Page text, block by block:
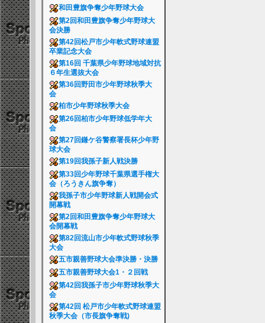
和田豊旗争奪少年野球大会
第2回和田豊旗争奪少年野球大
会決勝
第42回松戸市少年軟式野球連盟
卒業記念大会
第16回 千葉県少年野球地域対抗
６年生選抜大会
第36回野田市少年野球秋季大
会
柏市少年野球秋季大会
第26回柏市少年野球低学年大
会
第27回鎌ケ谷警察署長杯少年野
球大会
第19回我孫子新人戦決勝
第33回少年野球千葉県選手権大
会（ろうきん旗争奪）
我孫子市少年野球新人戦開会式
開幕戦
第2回和田豊旗争奪少年野球大
会開幕戦
第82回流山市少年軟式野球秋季
大会
五市親善野球大会準決勝・決勝
五市親善野球大会1・２回戦
第42回我孫子市少年野球秋季大
会
第42回 松戸市少年軟式野球連盟
秋季大会（市長旗争奪戦)